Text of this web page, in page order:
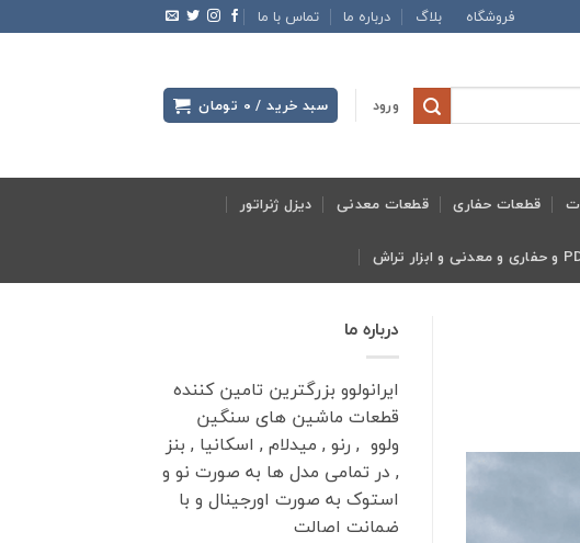
فروشگاه بلاگ درباره ما تماس با ما
ورود سبد خرید / 0 تومان
قطعات حفاری قطعات معدنی دیزل ژنراتور
درباره ما
ایرانولوو بزرگترین تامین کننده
قطعات ماشین های سنگین
ولوو , رنو , میدلام , اسکانیا , بنز
, در تمامی مدل ها به صورت نو و
استوک به صورت اورجینال و با
ضمانت اصالت